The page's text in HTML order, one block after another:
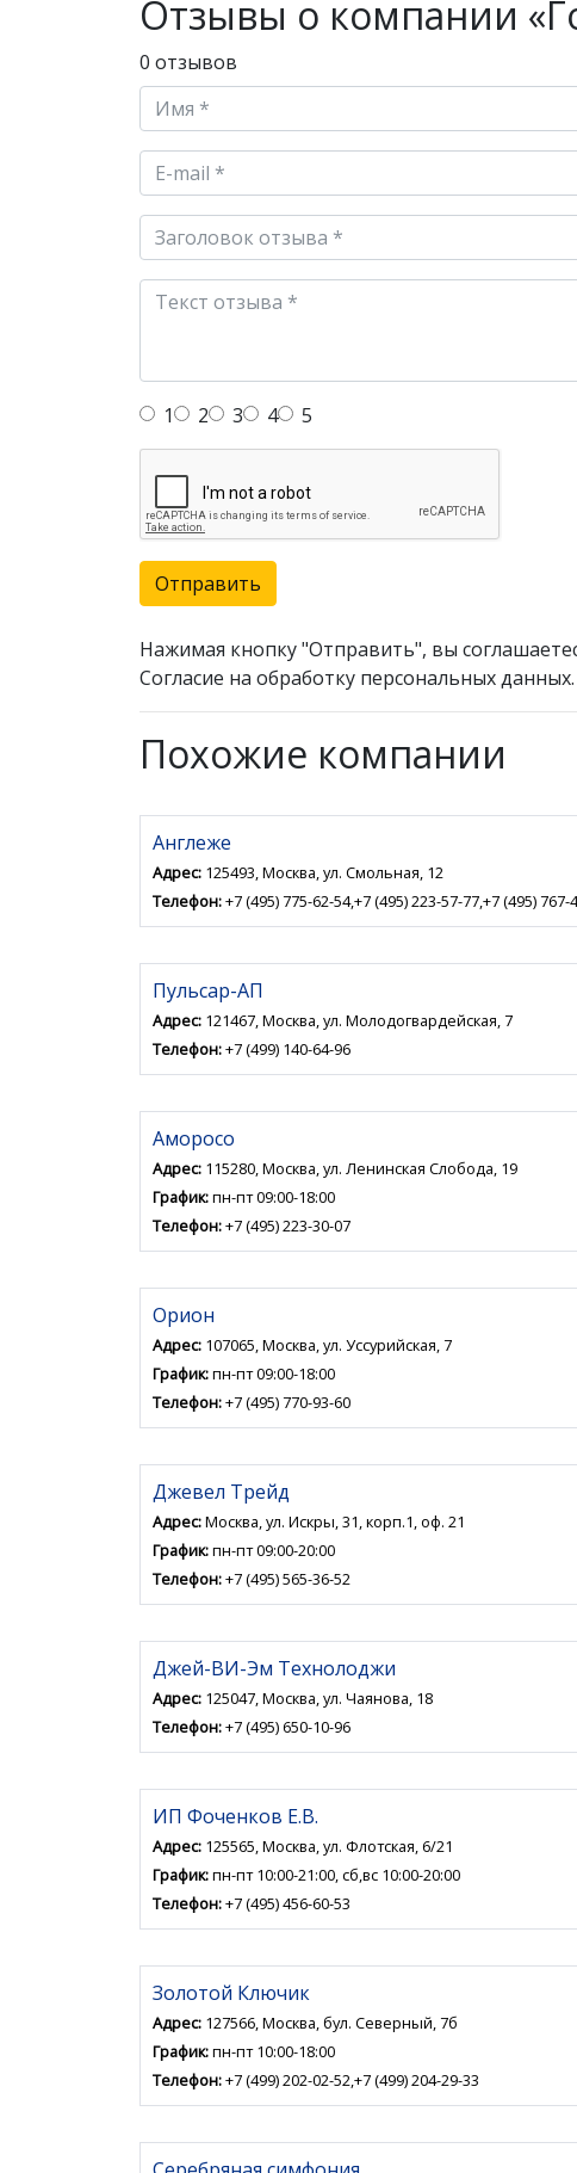
Отзывы о компании
0 отзывов
1 2 3 4 5
Отправить
Нажимая кнопку "Отправить", вы
Согласие на обработку персональных данных.
Похожие компании
Англеже
Адрес: 125493, Москва, ул. Смольная, 12
Телефон:+7 (495) 775-62-54,+7 (495) 223-57-77,+7 (495) 767-
Пульсар-АП
Адрес: 121467, Москва, ул. Молодогвардейская, 7
Телефон:+7 (499) 140-64-96
Аморосо
Адрес: 115280, Москва, ул. Ленинская Слобода, 19
График:пн-пт 09:00-18:00
Телефон:+7 (495) 223-30-07
Орион
Адрес: 107065, Москва, ул. Уссурийская, 7
График:пн-пт 09:00-18:00
Телефон:+7 (495) 770-93-60
Джевел Трейд
Адрес:Москва, ул. Искры, 31, корп.1, оф. 21
График:пн-пт 09:00-20:00
Телефон:+7 (495) 565-36-52
Джей-ВИ-Эм Технолоджи
Адрес: 125047, Москва, ул. Чаянова, 18
Телефон:+7 (495) 650-10-96
ИП Фоченков Е.В.
Адрес: 125565, Москва, ул. Флотская, 6/21
График:пн-пт 10:00-21:00, сб,вс 10:00-20:00
Телефон:+7 (495) 456-60-53
Золотой Ключик
Адрес: 127566, Москва, бул. Северный, 7б
График:пн-пт 10:00-18:00
Телефон:+7 (499) 202-02-52,+7 (499) 204-29-33